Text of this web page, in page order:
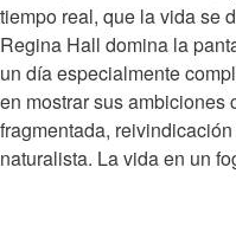
tiempo real, que la vida se
Regina Hall domina la
un día especialmente
en mostrar sus ambiciones
fragmentada,
naturalista. La vida en un